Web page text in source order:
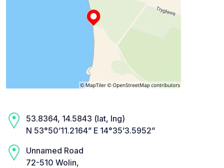
53.8364, 14.5843 (lat, lng)
N 53°50’11.2164” E 14°35’3.5952”
Unnamed Road
72-510 Wolin,